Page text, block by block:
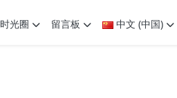
时光圈 留言板 中文 (中国)